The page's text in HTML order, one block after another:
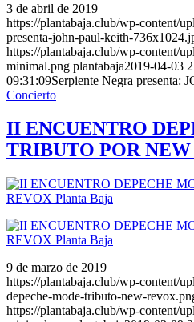
3 de abril de 2019
https://plantabaja.club/wp-content/
presenta-john-paul-keith-
https://plantabaja.club/wp-content/
minimal.png plantabaja2019-04-03
09:31:09Serpiente Negra presenta:
Concierto
II ENCUENTRO
TRIBUTO POR
9 de marzo de 2019
https://plantabaja.club/wp-content/
depeche-mode-tributo-new-
https://plantabaja.club/wp-content/